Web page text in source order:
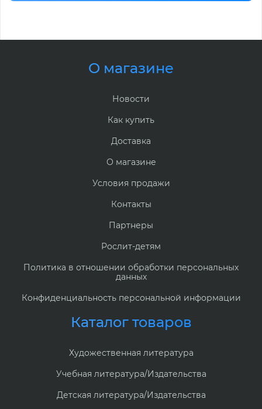
О магазине
Новости
Как купить
Доставка
О магазине
Условия продажи
Контакты
Партнеры
Рослит-детям
Политика в отношении обработки персональных
данных
Конфиденциальность персональной информации
Каталог товаров
Художественная литература
Учебная литература/Издательства
Детская литература/Издательства